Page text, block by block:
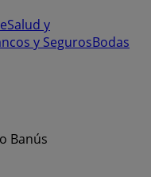
Salud y
y SegurosBodas
Banús